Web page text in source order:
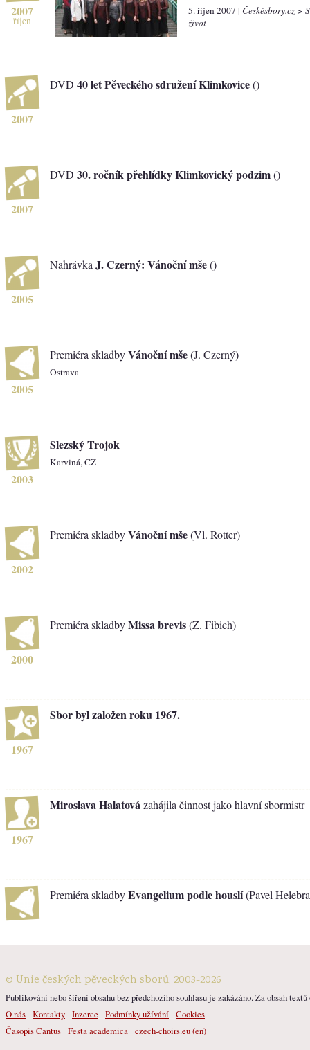
2007
říjen
5. říjen 2007 | Českésbory.cz >
život
2007
DVD 40 let Pěveckého sdružení Klimkovice()
2007
DVD 30. ročník přehlídky Klimkovický podzim()
2005
Nahrávka J. Czerný: Vánoční mše()
2005
Premiéra skladbyVánoční mše(J. Czerný)
Ostrava
2003
Slezský Trojok
Karviná, CZ
2002
Premiéra skladbyVánoční mše(Vl. Rotter)
2000
Premiéra skladbyMissa brevis(Z. Fibich)
1967
Sbor byl založen roku 1967.
1967
Miroslava Halatová zahájila činnost jako hlavní sbormistr
Premiéra skladbyEvangelium podle houslí(Pavel
© Unie českých pěveckých sborů, 2003-2026
Publikování nebo šíření obsahu bez předchozího souhlasu je zakázáno. Za obsah
O nás Kontakty Inzerce Podmínky užívání Cookies
Časopis Cantus Festa academica czech-choirs.eu (en)